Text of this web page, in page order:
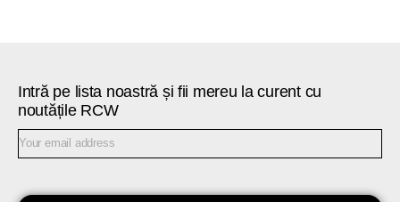
Intră pe lista noastră și fii mereu la curent cu
noutățile RCW